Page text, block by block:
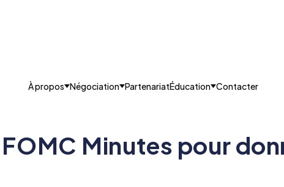
À propos Négociation PartenariatÉducation Contacter
Minutes pour